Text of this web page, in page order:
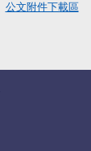
公文附件下載區